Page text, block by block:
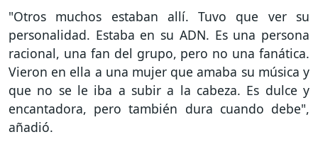
"Otros muchos estaban allí. Tuvo que ver su
personalidad. Estaba en su ADN. Es una persona
racional, una fan del grupo, pero no una fanática.
Vieron en ella a una mujer que amaba su música y
que no se le iba a subir a la cabeza. Es dulce y
encantadora, pero también dura cuando debe",
añadió.